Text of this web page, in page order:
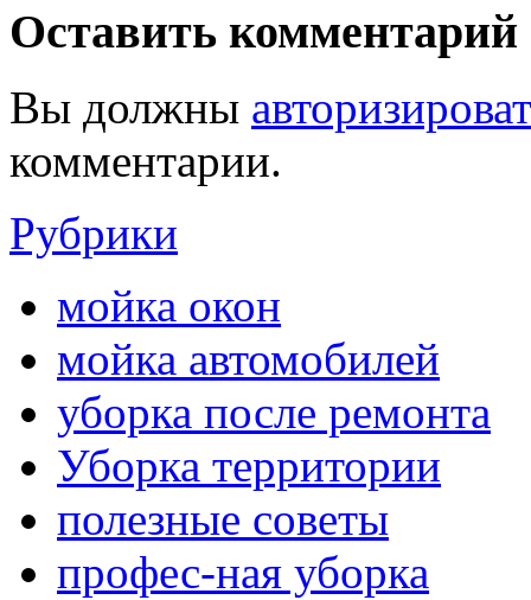
Оставить комментарий
Вы должны
комментарии.
Рубрики
мойка окон
мойка автомобилей
уборка после ремонта
Уборка территории
полезные советы
профес-ная уборка